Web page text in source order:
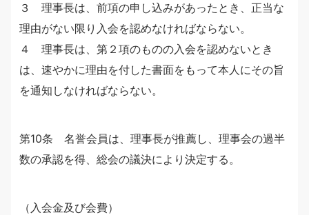
３ 理事長は、前項の申し込みがあったとき、正当な
理由がない限り入会を認めなければならない。
４ 理事長は、第２項のものの入会を認めないとき
は、速やかに理由を付した書面をもって本人にその旨
を通知しなければならない。
第10条 名誉会員は、理事長が推薦し、理事会の過半
数の承認を得、総会の議決により決定する。
（入会金及び会費）